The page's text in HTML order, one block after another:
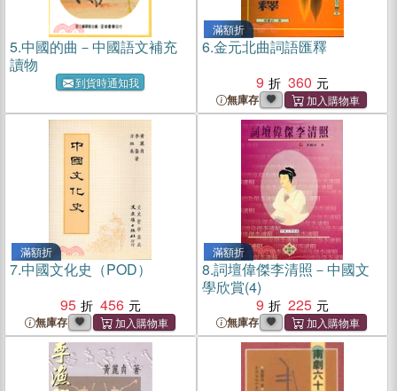
5.中國的曲－中國語文補充
讀物
到貨時通知我
滿額折
6.金元北曲詞語匯釋
9
360
無庫存
滿額折
7.中國文化史（POD）
95
456
無庫存
滿額折
8.詞壇偉傑李清照－中國文
學欣賞(4)
9
225
無庫存